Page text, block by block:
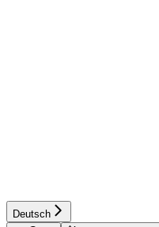
Deutsch